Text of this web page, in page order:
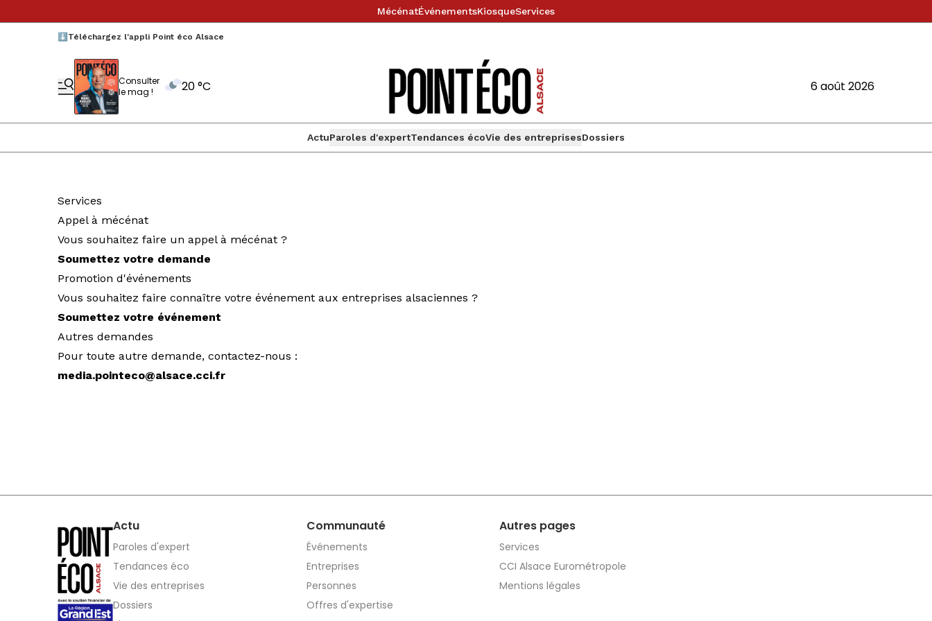
MécénatÉvénementsKiosqueServices
⬇️Téléchargez l'appli Point éco Alsace
Consulter
le mag !
20 °C 6 août 2026
ActuParoles d'expertTendances écoVie des entreprisesDossiers
Services
Appel à mécénat
Vous souhaitez faire un appel à mécénat ?
Soumettez votre demande
Promotion d'événements
Vous souhaitez faire connaître votre événement aux entreprises alsaciennes ?
Soumettez votre événement
Autres demandes
Pour toute autre demande, contactez-nous :
media.pointeco@alsace.cci.fr
Actu
Paroles d'expert
Tendances éco
Vie des entreprises
Dossiers
Communauté
Événements
Entreprises
Personnes
Offres d'expertise
Autres pages
Services
CCI Alsace Eurométropole
Mentions légales